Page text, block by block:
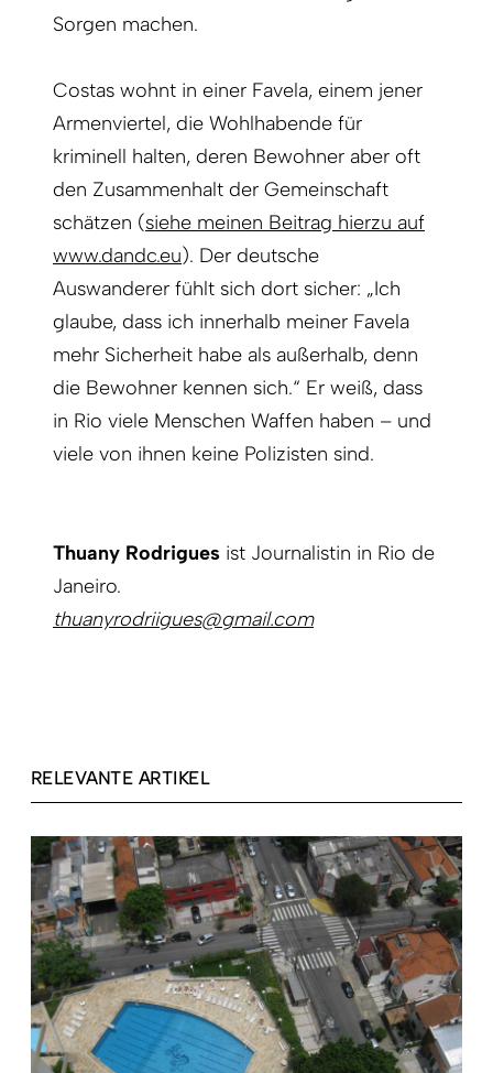
Sorgen machen.
Costas wohnt in einer Favela, einem jener
Armenviertel, die Wohlhabende für
kriminell halten, deren Bewohner aber oft
den Zusammenhalt der Gemeinschaft
schätzen (siehe meinen Beitrag hierzu auf
www.dandc.eu). Der deutsche
Auswanderer fühlt sich dort sicher: „Ich
glaube, dass ich innerhalb meiner Favela
mehr Sicherheit habe als außerhalb, denn
die Bewohner kennen sich.“ Er weiß, dass
in Rio viele Menschen Waffen haben – und
viele von ihnen keine Polizisten sind.
Thuany Rodrigues ist Journalistin in Rio de
Janeiro.
thuanyrodriigues@gmail.com
RELEVANTE ARTIKEL